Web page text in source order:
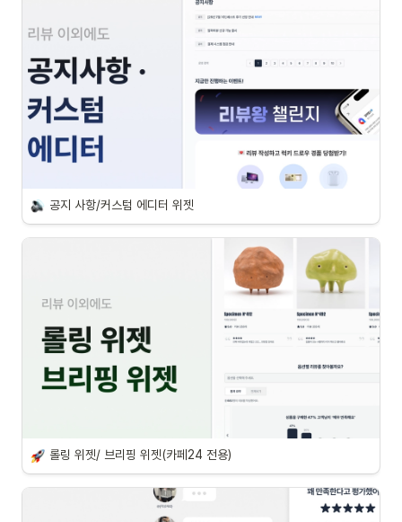
공지 사항/커스텀 에디터 위젯
롤링 위젯/ 브리핑 위젯(카페24 전용)